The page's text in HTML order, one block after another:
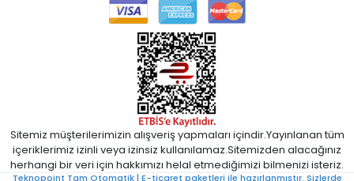
Sitemiz müşterilerimizin alışveriş yapmaları içindir.Yayınlanan tüm
içeriklerimiz izinli veya izinsiz kullanılamaz.Sitemizden alacağınız
herhangi bir veri için hakkımızı helal etmediğimizi bilmenizi isteriz.
Teknopoint Tam Otomatik | E-ticaret paketleri ile hazırlanmıştır. Sizlerde